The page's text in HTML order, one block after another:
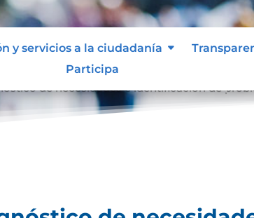
y servicios a la ciudadanía
Participa
de necesidades e identificación de